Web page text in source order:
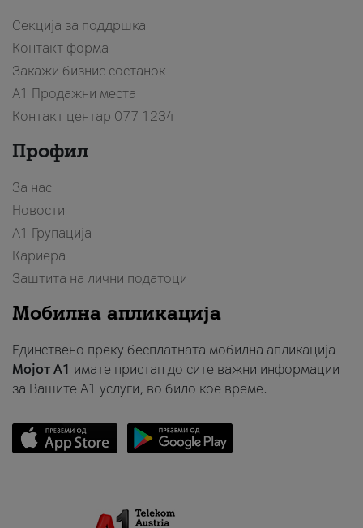
Секција за поддршка
Контакт форма
Закажи бизнис состанок
A1 Продажни места
Контакт центар 077 1234
Профил
За нас
Новости
А1 Групација
Кариера
Заштита на лични податоци
Мобилна апликација
Единствено преку бесплатната мобилна апликација
Мојот A1 имате пристап до сите важни информации
за Вашите A1 услуги, во било кое време.